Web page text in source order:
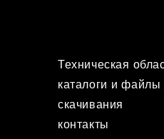
Техническая
каталоги и файлы
скачивания
контакты